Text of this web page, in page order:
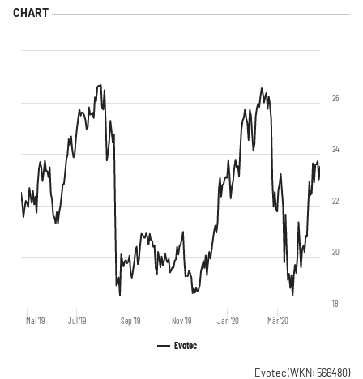
Evotec
Mai '19 Jul '19 Sep '19 Nov '19 Jan '20 Mär '20
18
20
22
24
26
Evotec(WKN: 566480)